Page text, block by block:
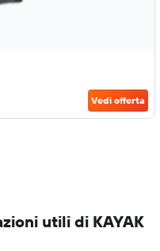
Vedi offerta
utili di KAYAK